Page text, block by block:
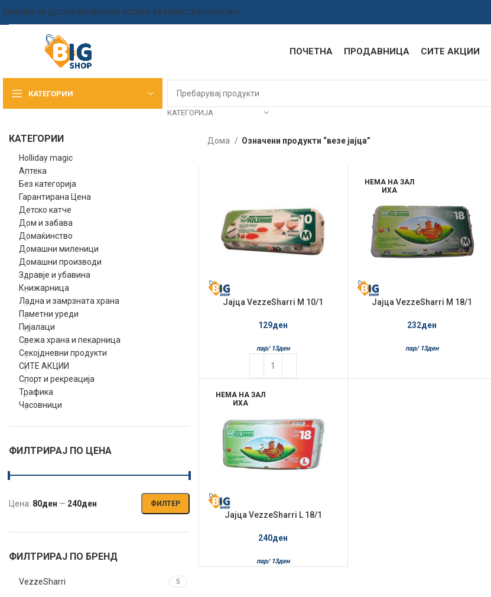
ПРАВИЛА ЗА ДОСТАВАПРАВИЛА И УСЛОВИ ЗА КОРИСТЕЊЕКОНТАКТ
ПОЧЕТНА ПРОДАВНИЦА СИТЕ АКЦИИ
КАТЕГОРИИ
КАТЕГОРИЈА
КАТЕГОРИИ
Holliday magic
Аптека
Без категорија
Гарантирана Цена
Детско катче
Дом и забава
Домаќинство
Домашни миленици
Домашни производи
Здравје и убавина
Книжарница
Ладна и замрзната храна
Паметни уреди
Пијалаци
Свежа храна и пекарница
Секојдневни продукти
СИТЕ АКЦИИ
Спорт и рекреација
Трафика
Часовници
ФИЛТРИРАЈ ПО ЦЕНА
Мин.
Макс.
ФИЛТЕР
Цена: 80ден — 240ден
ФИЛТРИРАЈ ПО БРЕНД
VezzeSharri 5
Дома Означени продукти “везе јајца”
Јајца VezzeSharri M 10/1
129ден
пар/ 13ден
НЕМА НА ЗАЛ
ИХА
Јајца VezzeSharri M 18/1
232ден
пар/ 13ден
НЕМА НА ЗАЛ
ИХА
Јајца VezzeSharri L 18/1
240ден
пар/ 13ден